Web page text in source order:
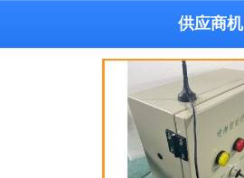
供应商机